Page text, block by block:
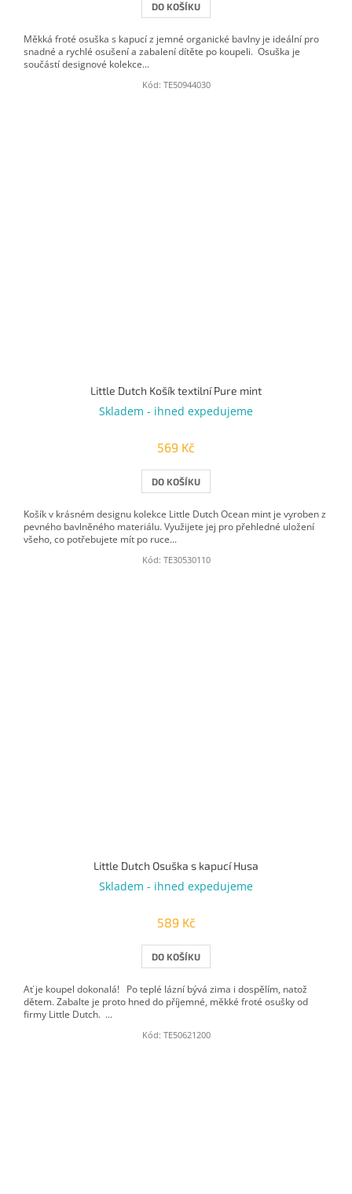
DO KOŠÍKU
Měkká froté osuška s kapucí z jemné organické bavlny je ideální pro
snadné a rychlé osušení a zabalení dítěte po koupeli. Osuška je
součástí designové kolekce...
Kód: TE50944030
Little Dutch Košík textilní Pure mint
Skladem - ihned expedujeme
569 Kč
DO KOŠÍKU
Košík v krásném designu kolekce Little Dutch Ocean mint je vyroben z
pevného bavlněného materiálu. Využijete jej pro přehledné uložení
všeho, co potřebujete mít po ruce...
Kód: TE30530110
Little Dutch Osuška s kapucí Husa
Skladem - ihned expedujeme
589 Kč
DO KOŠÍKU
Ať je koupel dokonalá! Po teplé lázní bývá zima i dospělím, natož
dětem. Zabalte je proto hned do příjemné, měkké froté osušky od
firmy Little Dutch. ...
Kód: TE50621200